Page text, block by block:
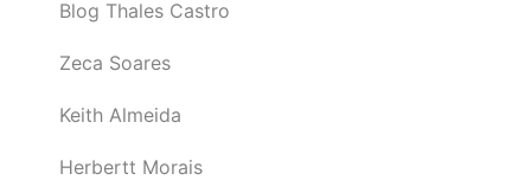
Blog Thales Castro
Zeca Soares
Keith Almeida
Herbertt Morais